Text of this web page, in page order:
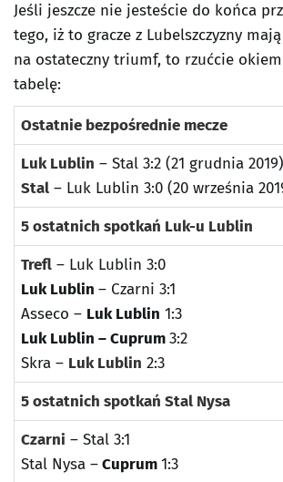
Jeśli jeszcze nie jesteście do końca
tego, iż to gracze z Lubelszczyzny
na ostateczny triumf, to rzućcie
tabelę:
Ostatnie bezpośrednie mecze
Luk Lublin – Stal 3:2 (21 grudnia 2019)
Stal – Luk Lublin 3:0 (20 września
5 ostatnich spotkań Luk-u Lublin
Trefl – Luk Lublin 3:0
Luk Lublin – Czarni 3:1
Asseco – Luk Lublin 1:3
Luk Lublin – Cuprum3:2
Skra – Luk Lublin 2:3
5 ostatnich spotkań Stal Nysa
Czarni – Stal 3:1
Stal Nysa –Cuprum1:3